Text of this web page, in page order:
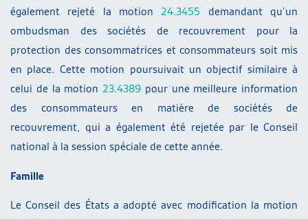
également rejeté la motion24.3455 demandant qu’un
ombudsman des sociétés de recouvrement pour la
protection des consommatrices et consommateurs soit mis
en place. Cette motion poursuivait un objectif similaire à
celui de la motion 23.4389 pour une meilleure information
des consommateurs en matière de sociétés de
recouvrement, qui a également été rejetée par le Conseil
national à la session spéciale de cette année.
Famille
Le Conseil des États a adopté avec modification la motion